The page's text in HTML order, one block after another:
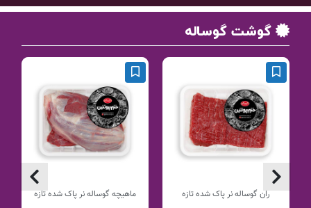
گوشت گوساله
ران گوساله نر پاک شده تازه
ماهیچه گوساله نر پاک شده تازه